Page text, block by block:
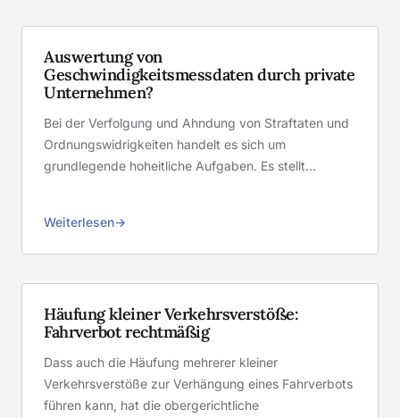
Auswertung von
Geschwindigkeitsmessdaten durch private
Unternehmen?
Bei der Verfolgung und Ahndung von Straftaten und
Ordnungswidrigkeiten handelt es sich um
grundlegende hoheitliche Aufgaben. Es stellt…
Weiterlesen
Häufung kleiner Verkehrsverstöße:
Fahrverbot rechtmäßig
Dass auch die Häufung mehrerer kleiner
Verkehrsverstöße zur Verhängung eines Fahrverbots
führen kann, hat die obergerichtliche